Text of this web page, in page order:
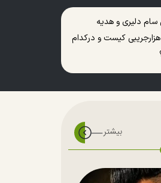
سام دلیری و هدیه
هزارجریبی کیست و درکدام